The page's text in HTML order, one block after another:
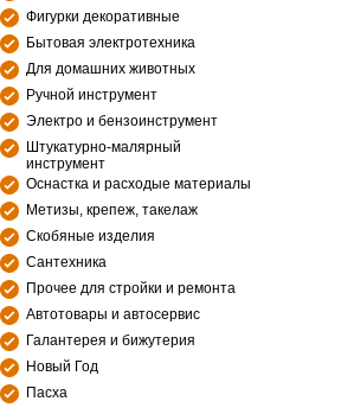
Фигурки декоративные
Бытовая электротехника
Для домашних животных
Ручной инструмент
Электро и бензоинструмент
Штукатурно-малярный
инструмент
Оснастка и расходые материалы
Метизы, крепеж, такелаж
Скобяные изделия
Сантехника
Прочее для стройки и ремонта
Автотовары и автосервис
Галантерея и бижутерия
Новый Год
Пасха